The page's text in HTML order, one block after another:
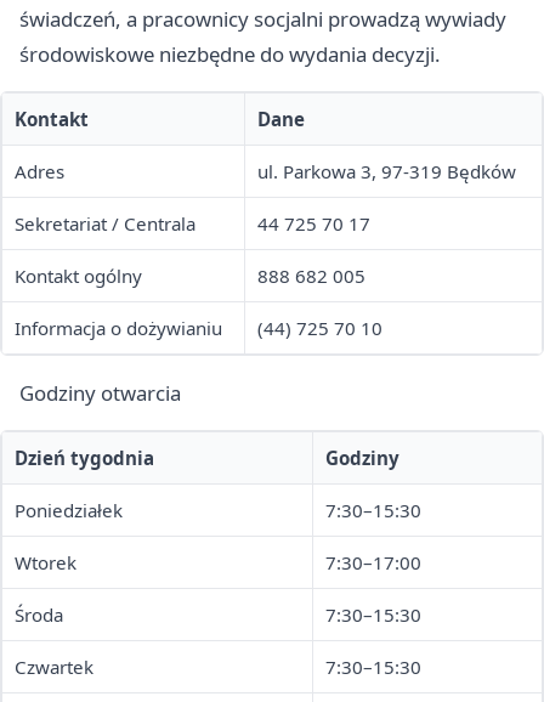
świadczeń, a pracownicy socjalni prowadzą wywiady
środowiskowe niezbędne do wydania decyzji.
Kontakt Dane
Adres ul. Parkowa 3, 97-319 Będków
Sekretariat / Centrala 44 725 70 17
Kontakt ogólny 888 682 005
Informacja o dożywianiu (44) 725 70 10
Godziny otwarcia
Dzień tygodnia Godziny
Poniedziałek 7:30–15:30
Wtorek 7:30–17:00
Środa 7:30–15:30
Czwartek 7:30–15:30